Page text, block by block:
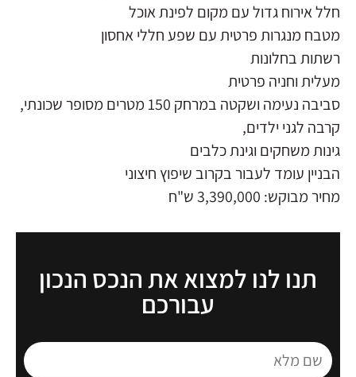
חלל אירוח גדול עם מקום לפינת אוכל
מטבח מנגרות פרטית עם שפע חללי אחסון
רשתות בחלונות
מעלית וחניה פרטית
סביבה נעימה ושקטה במרחק 150 מטרים מסופר שכונתי,
קרבה לגני ילדים,
גינות משחקים וגינת כלבים
הבניין עומד לעבור בקרוב שיפוץ חיצוני
מחיר מבוקש: 3,390,000 ש"ח
תנו לנו למצוא את הנכס הנכון
עבורכם